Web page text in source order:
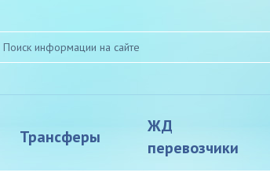
Трансферы
ЖД
перевозчики